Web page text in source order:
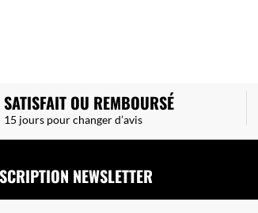
SATISFAIT OU REMBOURSÉ
15 jours pour changer d’avis
NEWSLETTER